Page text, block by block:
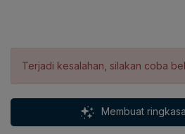
Terjadi kesalahan, silakan coba
Membuat